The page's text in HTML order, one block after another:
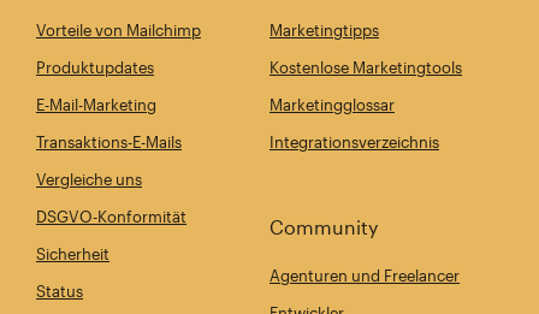
Vorteile von Mailchimp
Produktupdates
E-Mail-Marketing
Transaktions-E-Mails
Vergleiche uns
DSGVO-Konformität
Sicherheit
Status
Marketingtipps
Kostenlose Marketingtools
Marketingglossar
Integrationsverzeichnis
Community
Agenturen und Freelancer